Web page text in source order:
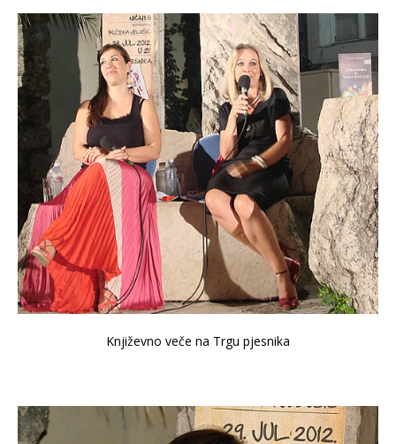
Književno veče na Trgu pjesnika